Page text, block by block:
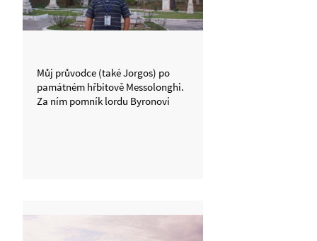
Můj průvodce (také Jorgos) po
památném hřbitově Messolonghi.
Za ním pomník lordu Byronovi